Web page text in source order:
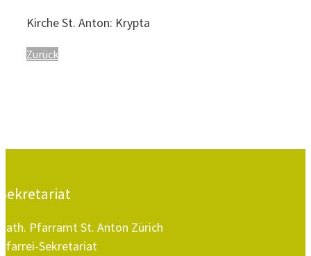
Kirche St. Anton: Krypta
Zurück
Pfarramt St. Anton Zürich
Sekretariat